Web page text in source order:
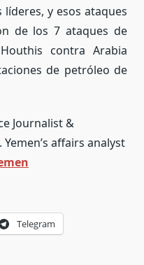
y esos ataques
de los 7 ataques de
contra Arabia
de petróleo de
Journalist &
. Yemen’s affairs analyst
Telegram